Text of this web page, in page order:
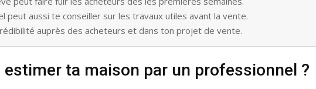
peut aussi te conseiller sur les travaux utiles avant la vente.
auprès des acheteurs et dans ton projet de vente.
ta maison par un professionnel ?